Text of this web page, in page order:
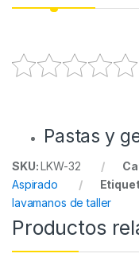
Pastas y
SKU:LKW-32
Aspirado
lavamanos de taller
Productos